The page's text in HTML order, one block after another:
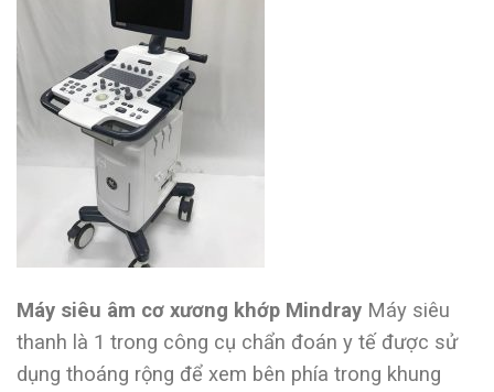
Máy siêu âm cơ xương khớp Mindray Máy siêu
thanh là 1 trong công cụ chẩn đoán y tế được sử
dụng thoáng rộng để xem bên phía trong khung